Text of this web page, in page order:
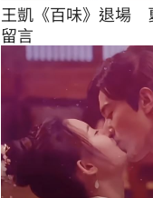
王凱《百味》退場
留言